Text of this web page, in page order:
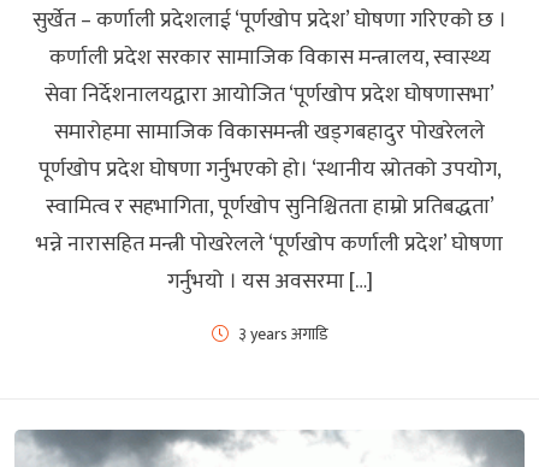
सुर्खेत – कर्णाली प्रदेशलाई ‘पूर्णखोप प्रदेश’ घोषणा गरिएको छ ।
कर्णाली प्रदेश सरकार सामाजिक विकास मन्त्रालय, स्वास्थ्य
सेवा निर्देशनालयद्वारा आयोजित ‘पूर्णखोप प्रदेश घोषणासभा’
समारोहमा सामाजिक विकासमन्त्री खड्गबहादुर पोखरेलले
पूर्णखोप प्रदेश घोषणा गर्नुभएको हो। ‘स्थानीय स्रोतको उपयोग,
स्वामित्व र सहभागिता, पूर्णखोप सुनिश्चितता हाम्रो प्रतिबद्धता’
भन्ने नारासहित मन्त्री पोखरेलले ‘पूर्णखोप कर्णाली प्रदेश’ घोषणा
गर्नुभयो । यस अवसरमा […]
३ years अगाडि